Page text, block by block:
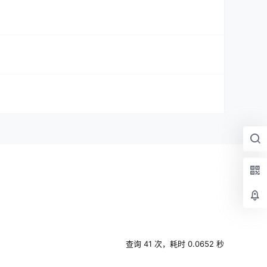
查询 41 次，耗时 0.0652 秒